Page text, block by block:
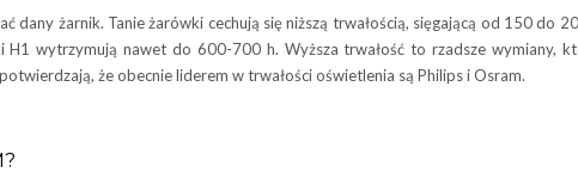
dany żarnik. Tanie żarówki cechują się niższą trwałością, sięgającą od 150 do
wytrzymują nawet do 600-700 h. Wyższa trwałość to rzadsze wymiany,
że obecnie liderem w trwałości oświetlenia są Philips i Osram.